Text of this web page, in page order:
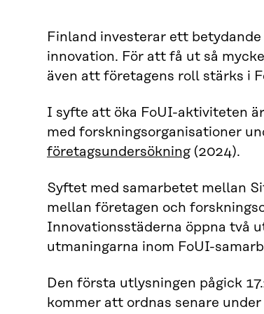
Finland investerar ett
innovation. För att få ut så
även att företagens roll stärks i
I syfte att öka FoUI-aktiviteten
med forskningsorganisationer
företagsundersökning (2024).
Syftet med samarbetet mellan
mellan företagen och
Innovationsstäderna öppna två
utmaningarna inom FoUI-
Den första utlysningen pågick
kommer att ordnas senare